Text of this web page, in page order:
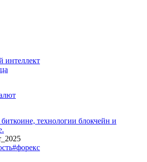
интеллект
технологии блокчейн и
#форекс